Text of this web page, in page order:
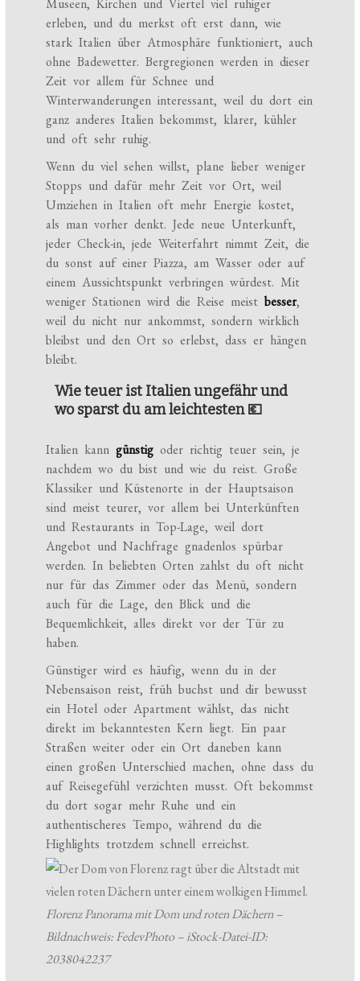
erleben, und du merkst oft erst dann, wie
stark Italien über Atmosphäre funktioniert, auch
ohne Badewetter. Bergregionen werden in dieser
Zeit vor allem für Schnee und
Winterwanderungen interessant, weil du dort ein
ganz anderes Italien bekommst, klarer, kühler
und oft sehr ruhig.
Wenn du viel sehen willst, plane lieber weniger
Stopps und dafür mehr Zeit vor Ort, weil
Umziehen in Italien oft mehr Energie kostet,
als man vorher denkt. Jede neue Unterkunft,
jeder Check-in, jede Weiterfahrt nimmt Zeit, die
du sonst auf einer Piazza, am Wasser oder auf
einem Aussichtspunkt verbringen würdest. Mit
weniger Stationen wird die Reise meistbesser,
weil du nicht nur ankommst, sondern wirklich
bleibst und den Ort so erlebst, dass er hängen
bleibt.
Wie teuer ist Italien ungefähr und
wo sparst du am leichtesten 💶
Italien kanngünstig oder richtig teuer sein, je
nachdem wo du bist und wie du reist. Große
Klassiker und Küstenorte in der Hauptsaison
sind meist teurer, vor allem bei Unterkünften
und Restaurants in Top-Lage, weil dort
Angebot und Nachfrage gnadenlos spürbar
werden. In beliebten Orten zahlst du oft nicht
nur für das Zimmer oder das Menü, sondern
auch für die Lage, den Blick und die
Bequemlichkeit, alles direkt vor der Tür zu
haben.
Günstiger wird es häufig, wenn du in der
Nebensaison reist, früh buchst und dir bewusst
ein Hotel oder Apartment wählst, das nicht
direkt im bekanntesten Kern liegt. Ein paar
Straßen weiter oder ein Ort daneben kann
einen großen Unterschied machen, ohne dass du
auf Reisegefühl verzichten musst. Oft bekommst
du dort sogar mehr Ruhe und ein
authentischeres Tempo, während du die
Highlights trotzdem schnell erreichst.
Florenz Panorama mit Dom und roten Dächern –
Bildnachweis: FedevPhoto – iStock-Datei-ID:
2038042237